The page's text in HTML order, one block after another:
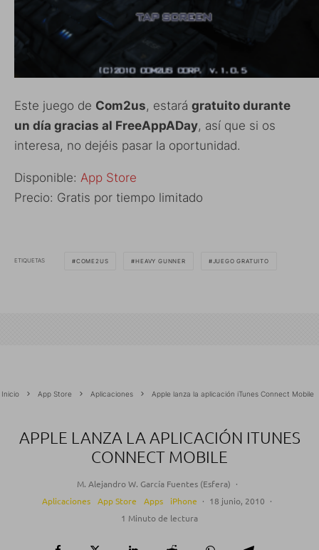
Este juego de Com2us, estará gratuito durante
un día gracias al FreeAppADay, así que si os
interesa, no dejéis pasar la oportunidad.
Disponible: App Store
Precio: Gratis por tiempo limitado
ETIQUETAS COME2US HEAVY GUNNER JUEGO GRATUITO
Inicio App Store Aplicaciones Apple lanza la aplicación iTunes Connect Mobile
APPLE LANZA LA APLICACIÓN ITUNES
CONNECT MOBILE
M. Alejandro W. García Fuentes (Esfera) ·
Aplicaciones
App Store Apps iPhone · 18 junio, 2010 ·
1 Minuto de lectura